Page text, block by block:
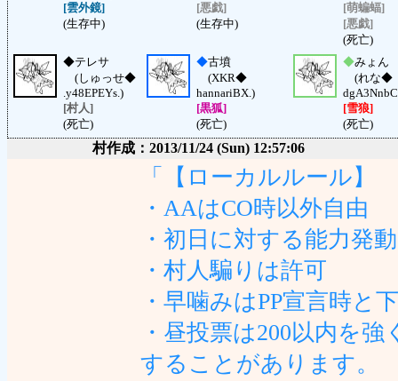
[雲外鏡]
(生存中)
[悪戯]
(生存中)
[萌蝙蝠]
[悪戯]
(死亡)
◆テレサ
(しゅっせ◆
.y48EPEYs.)
[村人]
(死亡)
◆古墳
(XKR◆
hannariBX.)
[黒狐]
(死亡)
◆みょん
(れな◆
[雪狼]
(死亡)
村作成：2013/11/24 (Sun) 12:57:06
「【ローカルルール】
・AAはCO時以外自由
・初日に対する能力発
・村人騙りは許可
・早噛みはPP宣言時と
・昼投票は200以内を
することがあります。